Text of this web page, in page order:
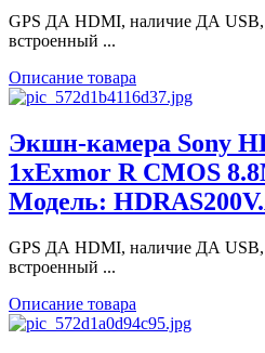
GPS ДА HDMI, наличие ДА
встроенный ...
Описание товара
Экшн-камера Sony
1xExmor R CMOS
Модель:
GPS ДА HDMI, наличие ДА
встроенный ...
Описание товара